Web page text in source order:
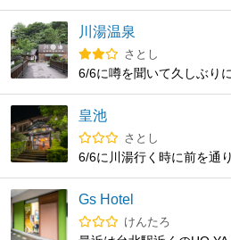
かった。年齢は幅広く、
ナや暗闇で遊んで疲れた
ケメンに日本語で声掛け
リたい！って言われて個
タチとわかりイチャイチ
室へ。が、顔はイケたがま
いに一目でタチウケわかる
ら、疲れたらソファーが
るし、喉乾いたら給水機
ラムラ解消で店に行ったが
ルへ帰った。
川湯温泉
さとし
6/6に噂を聞いて久しぶり
うにまではいかないけど
トでピンクのコックリン
けて顔見えないようにし
人もいました。あれ!？昔
した。ただ皇池と比べて
皇池
さとし
6/6に川湯行く時に前を通
うありません…悲しい。
Gs Hotel
けんたろ